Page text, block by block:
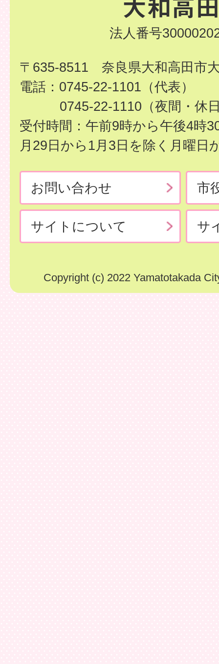
法人番号
〒635-8511 奈良県大和高田市
電話：0745-22-1101（代表）
0745-22-1110（夜間・休
受付時間：午前9時から午後4時
月29日から1月3日を除く月曜日
お問い合わせ 市
サイトについて サ
Copyright (c) 2022 Yamatotakada